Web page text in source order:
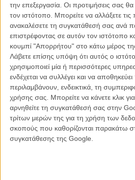
την επεξεργασία. Οι προτιμήσεις σας
τον ιστότοπο. Μπορείτε να αλλάξετε
ανακαλέσετε τη συγκατάθεσή σας ανά
επιστρέφοντας σε αυτόν τον ιστότοπο
κουμπί "Απορρήτου" στο κάτω μέρος της
Λάβετε επίσης υπόψη ότι αυτός ο
χρησιμοποιεί μία ή περισσότερες
ενδέχεται να συλλέγει και να
περιλαμβάνουν, ενδεικτικά, τη
χρήσης σας. Μπορείτε να κάνετε κλικ
αρνηθείτε τη συγκατάθεσή σας στην
τρίτων μερών της για τη χρήση των
σκοπούς που καθορίζονται παρακάτω
συγκατάθεσης της Google.
ΝΕΑ /27 ΜΑΙ 2012 / Flix Team
Τρέιλερ για το «Hunt» του Τόμας
Ανθρωποι στη θάλασσα: τρέιλερ
του Τομπίας Λίντχολμ
ΝΕΑ /13 ΑΥΓ 2012/ Γιώργος Κρασσακόπουλος
Ο Τόμας Βίντερμπεργκ... μακριά
πλήθος